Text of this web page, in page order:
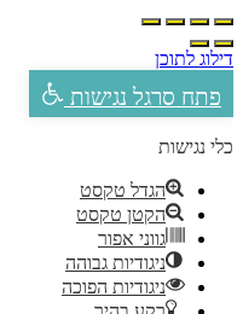
לתוכן
פתח סרגל נגישות
נגישות
הגדל טקסט
הקטן טקסט
גווני אפור
ניגודיות גבוהה
ניגודיות הפוכה